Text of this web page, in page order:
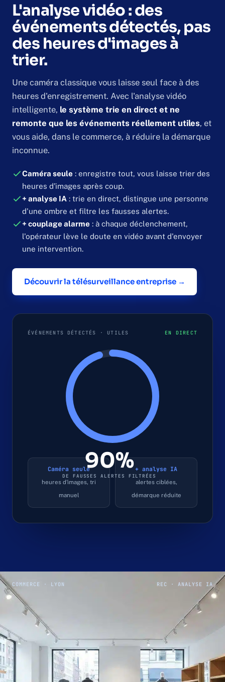
L'analyse vidéo : des
événements détectés, pas
des heures d'images à
trier.
Une caméra classique vous laisse seul face à des
heures d'enregistrement. Avec l'analyse vidéo
intelligente, le système trie en direct et ne
remonte que les événements réellement utiles, et
vous aide, dans le commerce, à réduire la démarque
inconnue.
Caméra seule : enregistre tout, vous laisse trier des
heures d'images après coup.
+ analyse IA : trie en direct, distingue une personne
d'une ombre et filtre les fausses alertes.
+ couplage alarme : à chaque déclenchement,
l'opérateur lève le doute en vidéo avant d'envoyer
une intervention.
Découvrir la télésurveillance entreprise →
ÉVÉNEMENTS DÉTECTÉS · UTILES EN DIRECT
90%
DE FAUSSES ALERTES FILTRÉES
Caméra seule
heures d'images, tri
manuel
+ analyse IA
alertes ciblées,
démarque réduite
COMMERCE · LYON REC · ANALYSE IA